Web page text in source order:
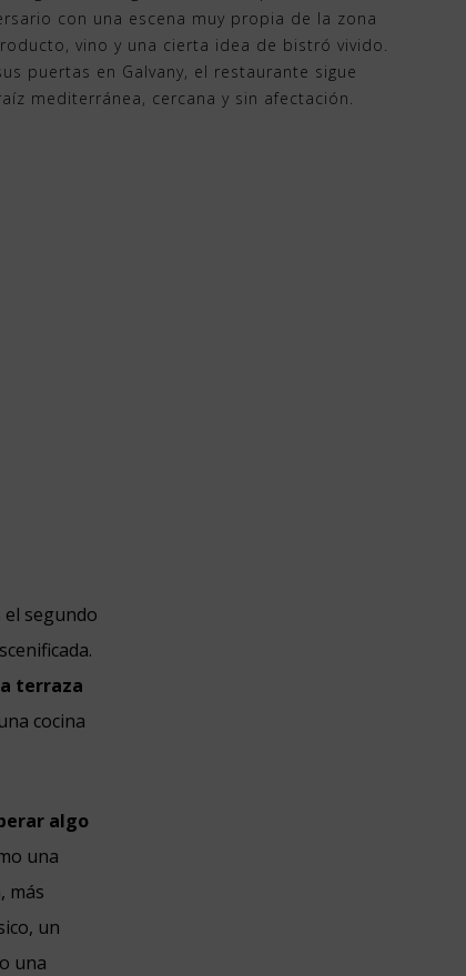
con una escena muy propia de la zona
vino y una cierta idea de bistró vivido.
puertas en Galvany, el restaurante sigue
mediterránea, cercana y sin afectación.
el segundo
terraza
cocina
algo
una
más
un
una